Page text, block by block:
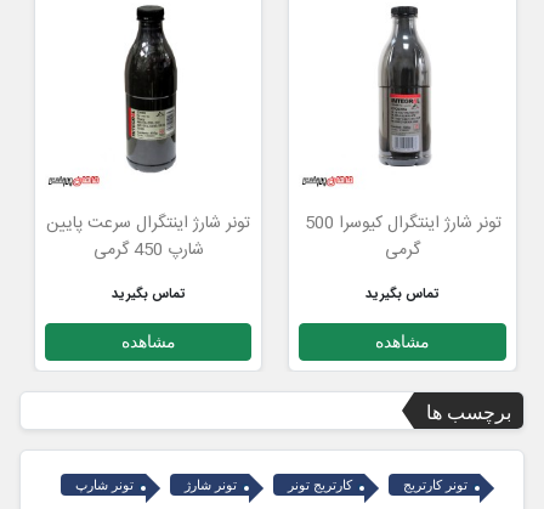
تونر شارژ اینتگرال کیوسرا 500
گرمی
تماس بگیرید
مشاهده
تونر شارژ اینتگرال سرعت پایین
شارپ 450 گرمی
تماس بگیرید
مشاهده
برچسب ها
تونر کارتریج کارتریج تونر تونر شارژ تونر شارپ